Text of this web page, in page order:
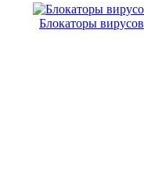
Блокаторы вирусов